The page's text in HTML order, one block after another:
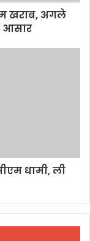
खराब, अगले
आसार
धामी, ली